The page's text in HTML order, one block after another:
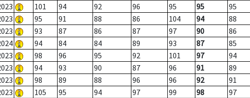
101 94 92 96 95 95
95
95 91 88 86 104 94
88
93 87 86 87 97 90
86
94 84 84 89 93 87
85
98 96 95 92 101 97
94
94 93 90 87 96 91
89
98 89 88 96 96 92
91
105 95 94 97 99 98
97